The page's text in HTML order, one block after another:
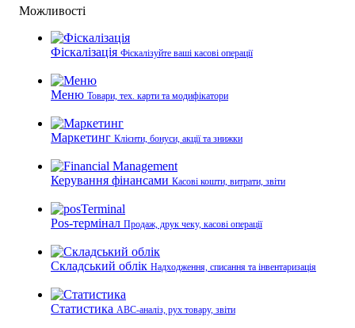
Можливості
Фіскалізація Фіскалізуйте ваші касові операції
Меню Товари, тех. карти та модифікатори
Маркетинг Клієнти, бонуси, акції та знижки
Керування фінансами Касові кошти, витрати, звіти
Pos-термінал Продаж, друк чеку, касові операції
Складський облік Надходження, списання та інвентаризація
Статистика ABC-аналіз, рух товару, звіти